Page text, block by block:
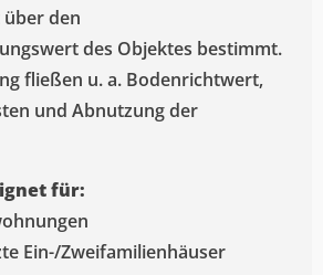
den
des Objektes bestimmt.
fließen u. a. Bodenrichtwert,
und Abnutzung der
für:
Ein-/Zweifamilienhäuser